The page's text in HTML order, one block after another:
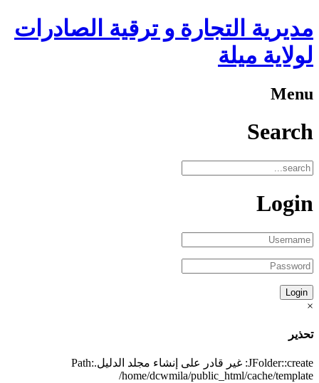
مديرية التجارة و ترقية الصادرات
لولاية ميلة
Menu
Search
Login
×
تحذير
JFolder::create: غير قادر على إنشاء مجلد الدليل.Path:
/home/dcwmila/public_html/cache/template